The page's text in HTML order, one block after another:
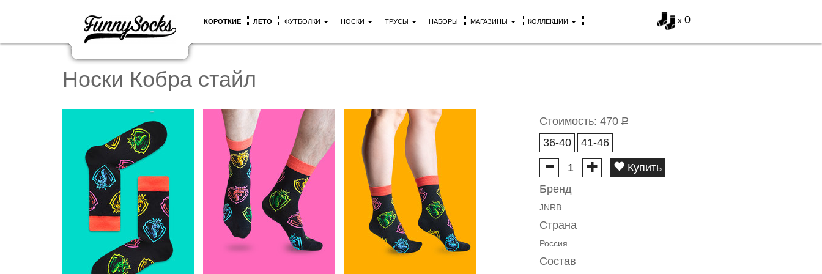
x 0
КОРОТКИЕ ЛЕТО ФУТБОЛКИ НОСКИ ТРУСЫ НАБОРЫ МАГАЗИНЫ КОЛЛЕКЦИИ
Носки Кобра стайл
Стоимость: 470 Р
36-40
41-46
Купить
Бренд
JNRB
Страна
Россия
Состав